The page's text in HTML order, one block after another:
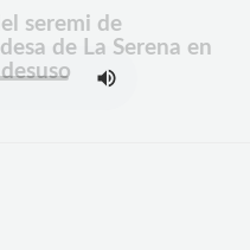
seremi de
de La Serena en